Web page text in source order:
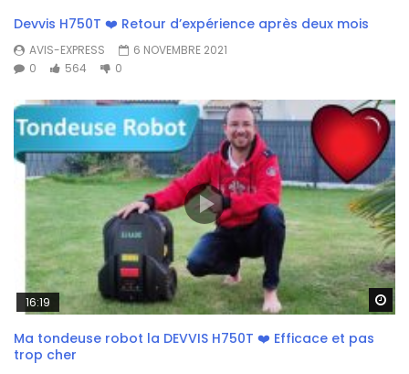
Devvis H750T ❤️ Retour d’expérience après deux mois
AVIS-EXPRESS
6 NOVEMBRE 2021
0
564 0
16:19
Ma tondeuse robot la DEVVIS H750T ❤️ Efficace et pas
trop cher